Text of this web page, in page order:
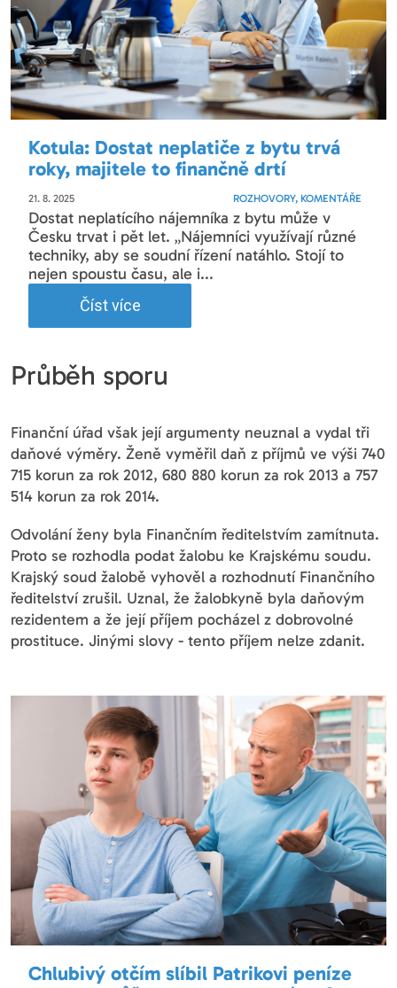
Kotula: Dostat neplatiče z bytu trvá
roky, majitele to finančně drtí
21. 8. 2025 ROZHOVORY, KOMENTÁŘE
Dostat neplatícího nájemníka z bytu může v
Česku trvat i pět let. „Nájemníci využívají různé
techniky, aby se soudní řízení natáhlo. Stojí to
nejen spoustu času, ale i...
Číst více
Průběh sporu
Finanční úřad však její argumenty neuznal a vydal tři
daňové výměry. Ženě vyměřil daň z příjmů ve výši 740
715 korun za rok 2012, 680 880 korun za rok 2013 a 757
514 korun za rok 2014.
Odvolání ženy byla Finančním ředitelstvím zamítnuta.
Proto se rozhodla podat žalobu ke Krajskému soudu.
Krajský soud žalobě vyhověl a rozhodnutí Finančního
ředitelství zrušil. Uznal, že žalobkyně byla daňovým
rezidentem a že její příjem pocházel z dobrovolné
prostituce. Jinými slovy - tento příjem nelze zdanit.
Chlubivý otčím slíbil Patrikovi peníze